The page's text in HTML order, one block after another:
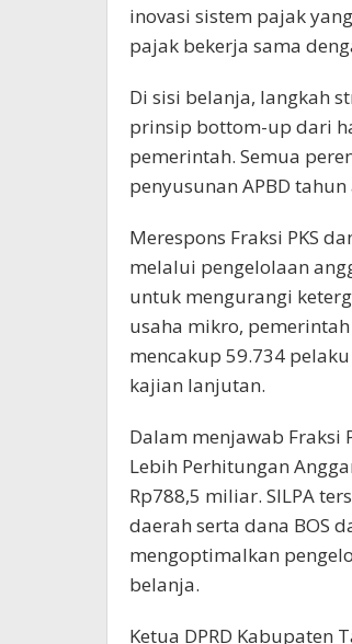
inovasi sistem pajak
pajak bekerja sama
Di sisi belanja, langkah
prinsip bottom-up dari
pemerintah. Semua
penyusunan APBD
Merespons Fraksi PKS
melalui pengelolaan
untuk mengurangi
usaha mikro,
mencakup 59.734
kajian lanjutan.
Dalam menjawab Fraksi
Lebih Perhitungan
Rp788,5 miliar. SILPA
daerah serta dana BOS
mengoptimalkan
belanja.
Ketua DPRD